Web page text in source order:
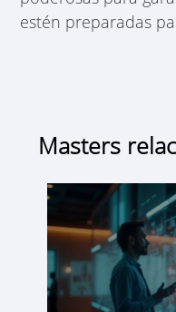
estén preparadas
Masters